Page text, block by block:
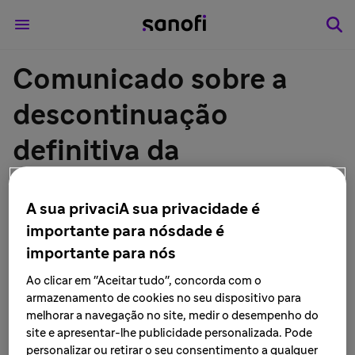
Comunicado sobre a
descontinuação
definitiva da
da vacina FluQuadri® c/
0,25mL (vacina
influenza tetravalente -
fragmentada, inativada)
A sua privaciA sua privacidade é
importante para nósdade é
importante para nós
Ao clicar em "Aceitar tudo", concorda com o
armazenamento de cookies no seu dispositivo para
melhorar a navegação no site, medir o desempenho do
site e apresentar-lhe publicidade personalizada. Pode
personalizar ou retirar o seu consentimento a qualquer